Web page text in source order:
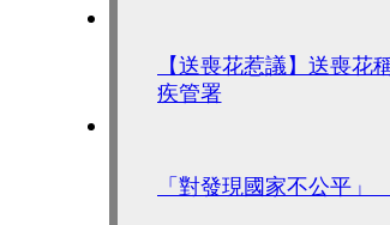
【送喪花惹議】送喪
疾管署
「對發現國家不公平